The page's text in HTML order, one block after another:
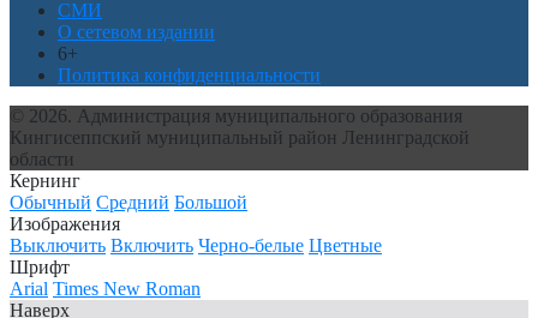
СМИ
О сетевом издании
6+
Политика конфиденциальности
© 2026. Администрация муниципального образования
Кингисеппский муниципальный район Ленинградской
области
Кернинг
Обычный Средний Большой
Изображения
Выключить Включить Черно-белые Цветные
Шрифт
Arial Times New Roman
Наверх